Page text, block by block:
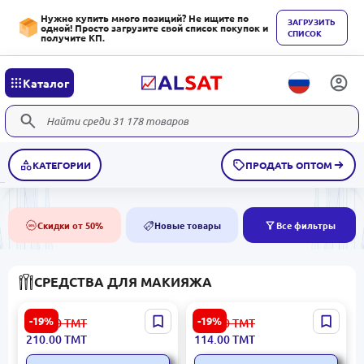
Нужно купить много позиций? Не ищите по
одной! Просто загрузите свой список покупок и
получите КП.
ЗАГРУЗИТЬ
СПИСОК
Каталог
КАТЕГОРИИ ПРОДАТЬ ОПТОМ
50% Скидки от 50% NEW Новые товары Все фильтры
СРЕДСТВА ДЛЯ МАКИЯЖА
-19%
SEALUXE SCB066 | Губная
помада ретро красно-
коричневая Soft Mist 2г
260.00ТМТ
210.00ТМТ
-19%
SEALUXE SCF028 |
Карандаш для бровей
объемный каштановый
кофе 80 мг
141.00ТМТ
114.00ТМТ